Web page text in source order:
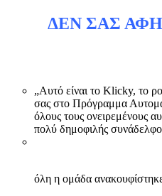
ΔΕΝ ΣΑΣ
„Αυτό είναι το Klicky, το
σας στο Πρόγραμμα
όλους τους ονειρεμένους
πολύ δημοφιλής
όλη η ομάδα